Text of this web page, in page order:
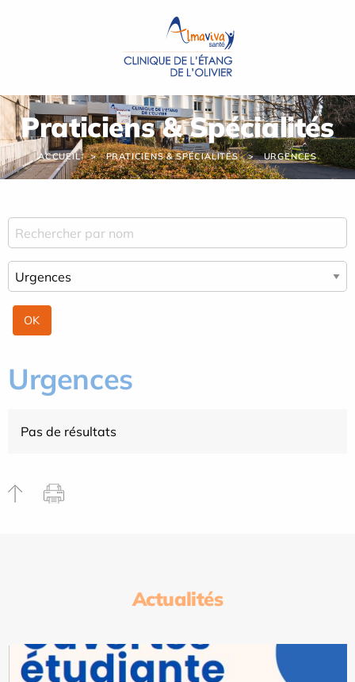
Praticiens & Spécialités
ACCUEIL PRATICIENS & SPÉCIALITÉS URGENCES
Urgences
Pas de résultats
Actualités